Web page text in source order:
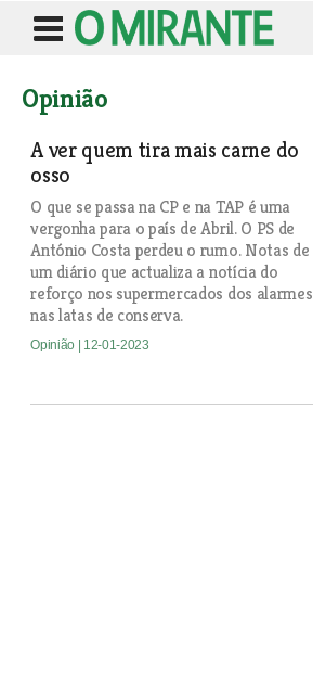
Opinião
A ver quem tira mais carne do
osso
O que se passa na CP e na TAP é uma
vergonha para o país de Abril. O PS de
António Costa perdeu o rumo. Notas de
um diário que actualiza a notícia do
reforço nos supermercados dos alarmes
nas latas de conserva.
Opinião | 12-01-2023